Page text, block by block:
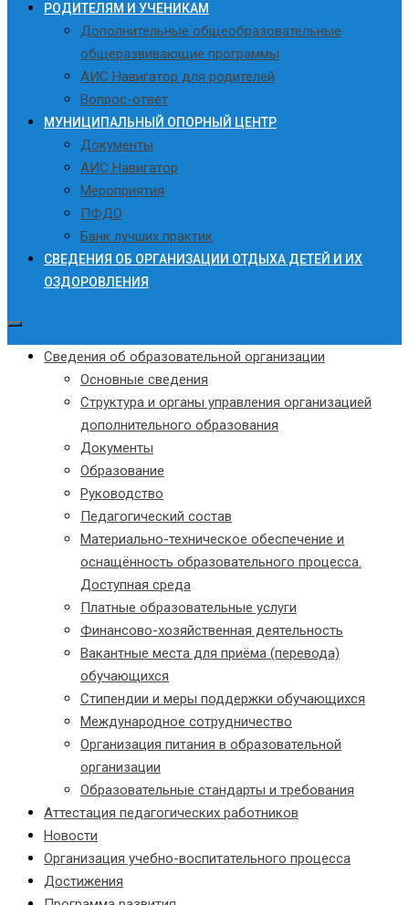
РОДИТЕЛЯМ И УЧЕНИКАМ
Дополнительные общеобразовательные
общеразвивающие программы
АИС Навигатор для родителей
Вопрос-ответ
МУНИЦИПАЛЬНЫЙ ОПОРНЫЙ ЦЕНТР
Документы
АИС Навигатор
Мероприятия
ПФДО
Банк лучших практик
СВЕДЕНИЯ ОБ ОРГАНИЗАЦИИ ОТДЫХА ДЕТЕЙ И ИХ
ОЗДОРОВЛЕНИЯ
Сведения об образовательной организации
Основные сведения
Структура и органы управления организацией
дополнительного образования
Документы
Образование
Руководство
Педагогический состав
Материально-техническое обеспечение и
оснащённость образовательного процесса.
Доступная среда
Платные образовательные услуги
Финансово-хозяйственная деятельность
Вакантные места для приёма (перевода)
обучающихся
Стипендии и меры поддержки обучающихся
Международное сотрудничество
Организация питания в образовательной
организации
Образовательные стандарты и требования
Аттестация педагогических работников
Новости
Организация учебно-воспитательного процесса
Достижения